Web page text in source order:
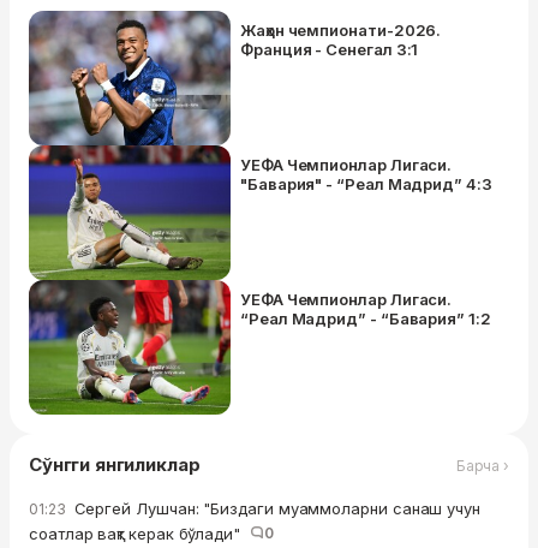
Жаҳон чемпионати-2026.
Франция - Сенегал 3:1
УЕФА Чемпионлар Лигаси.
"Бавария" - “Реал Мадрид” 4:3
УЕФА Чемпионлар Лигаси.
“Реал Мадрид” - “Бавария” 1:2
Сўнгги янгиликлар Барча ›
01:23 Сергей Лушчан: "Биздаги муаммоларни санаш учун
соатлар вақт керак бўлади"
0